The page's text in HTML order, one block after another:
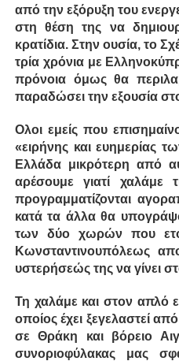
από την εξόρυξη του
στη θέση της να
κρατίδια. Στην ουσία, το
τρία χρόνια με
πρόνοια όμως θα
παραδώσει την εξουσία
Ολοι εμείς που
«ειρήνης και ευημερίας
Ελλάδα μικρότερη από
αρέσουμε γιατί
προγραμματίζονται
κατά τα άλλα θα
των δύο χωρών που
Κωνσταντινουπόλεως
υστερήσεώς της να γίνει
Τη χαλάμε και στον απλό
οποίος έχει ξεγελαστεί
σε Θράκη και βόρειο
συνοριοφύλακας μας